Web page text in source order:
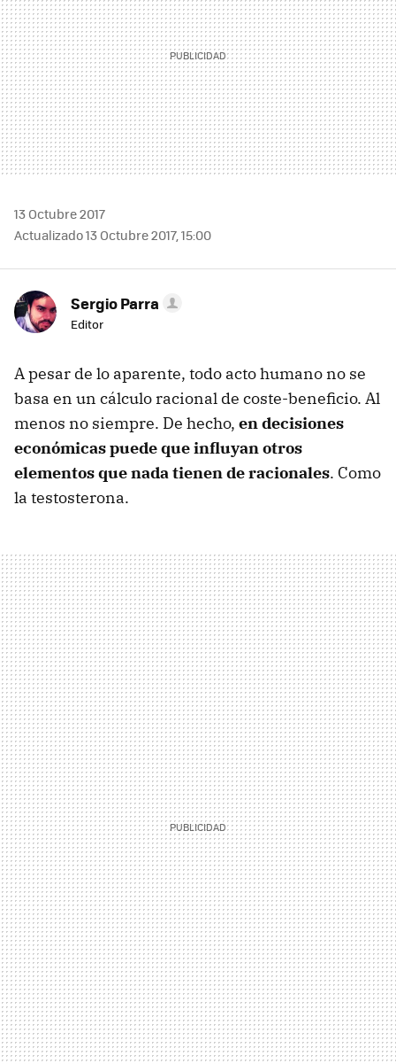
13 Octubre 2017
Actualizado 13 Octubre 2017, 15:00
Sergio Parra
Editor
A pesar de lo aparente, todo acto humano no se
basa en un cálculo racional de coste-beneficio. Al
menos no siempre. De hecho, en decisiones
económicas puede que influyan otros
elementos que nada tienen de racionales. Como
la testosterona.